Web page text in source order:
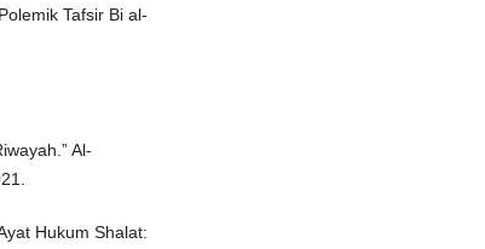
Tafsir Bi al-
Al-
Hukum Shalat: